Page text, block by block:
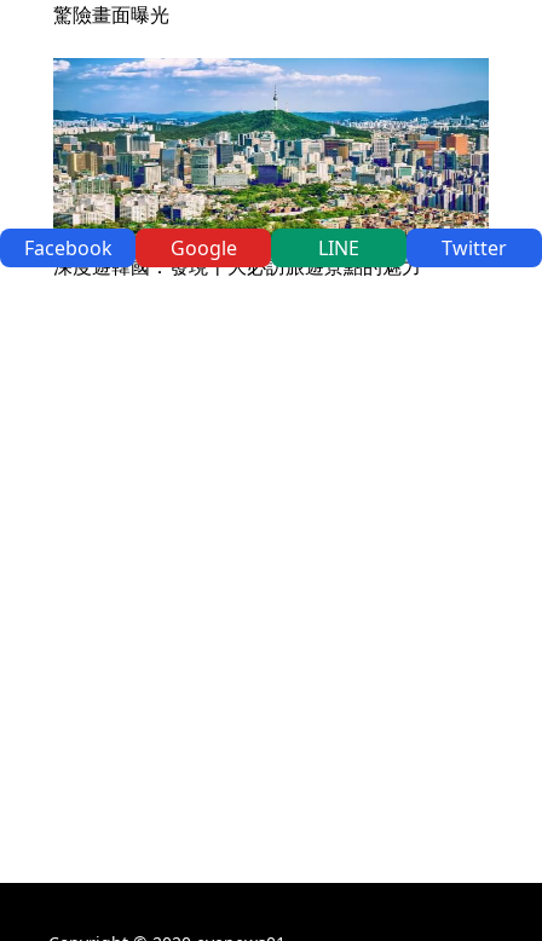
驚險畫面曝光
深度遊韓國：發現十大必訪旅遊景點的魅力
Facebook Google LINE Twitter